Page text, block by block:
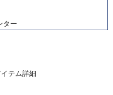
ター
ィテュート
テム詳細